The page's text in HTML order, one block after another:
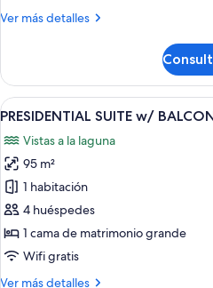
BED
LAGOON
VIEW
Ver más detalles
Más
KB
OR
TWN
W/
BALCONY
LAGOON
VIEW
Abrir
todas
las
fotos
de
PRESIDENTIAL
SUITE
w/
BALCONY
17
PRESIDENTIAL SUITE w/
Vistas a la laguna
95 m²
1 habitación
4 huéspedes
1 cama de matrimonio grande
Wifi gratis
Ver más detalles
Más